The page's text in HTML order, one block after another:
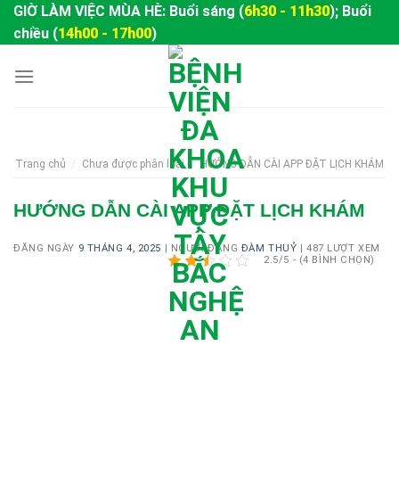
SkipGIỜ LÀM VIỆC MÙA HÈ: Buổi sáng (6h30 - 11h30); Buổi
chiều (14h00 - 17h00)
Trang chủ / Chưa được phân loại / HƯỚNG DẪN CÀI APP ĐẶT LỊCH KHÁM
HƯỚNG DẪN CÀI APP ĐẶT LỊCH KHÁM
ĐĂNG NGÀY 9 THÁNG 4, 2025 | NGƯỜI ĐĂNG ĐÀM THUỶ |487 LƯỢT XEM
2.5/5 - (4 BÌNH CHỌN)